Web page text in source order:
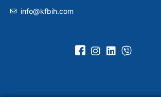
info@kfbih.com